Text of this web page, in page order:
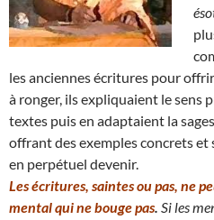
les anciennes écritures pour
à ronger, ils expliquaient le sens
textes puis en adaptaient la
offrant des exemples concrets
en perpétuel devenir.
Les écritures, saintes ou pas, ne
mental qui ne bouge pas. Si les